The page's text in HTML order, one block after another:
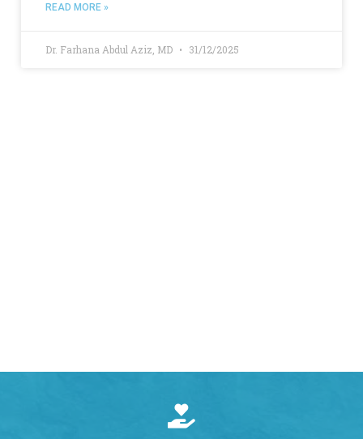
READ MORE »
Dr. Farhana Abdul Aziz, MD 31/12/2025